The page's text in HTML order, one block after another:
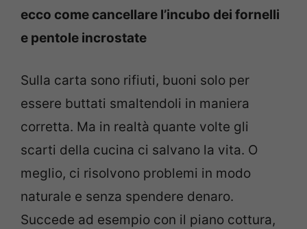
ecco come cancellare l’incubo dei fornelli
e pentole incrostate
Sulla carta sono rifiuti, buoni solo per
essere buttati smaltendoli in maniera
corretta. Ma in realtà quante volte gli
scarti della cucina ci salvano la vita. O
meglio, ci risolvono problemi in modo
naturale e senza spendere denaro.
Succede ad esempio con il piano cottura,